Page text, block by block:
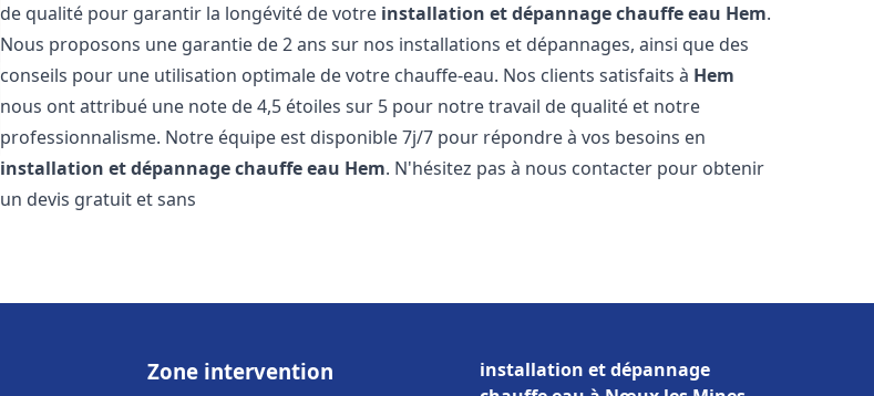
de qualité pour garantir la longévité de votre installation et dépannage chauffe eau Hem.
Nous proposons une garantie de 2 ans sur nos installations et dépannages, ainsi que des
conseils pour une utilisation optimale de votre chauffe-eau. Nos clients satisfaits à Hem
nous ont attribué une note de 4,5 étoiles sur 5 pour notre travail de qualité et notre
professionnalisme. Notre équipe est disponible 7j/7 pour répondre à vos besoins en
installation et dépannage chauffe eau Hem. N'hésitez pas à nous contacter pour obtenir
un devis gratuit et sans
Zone intervention
installation et dépannage